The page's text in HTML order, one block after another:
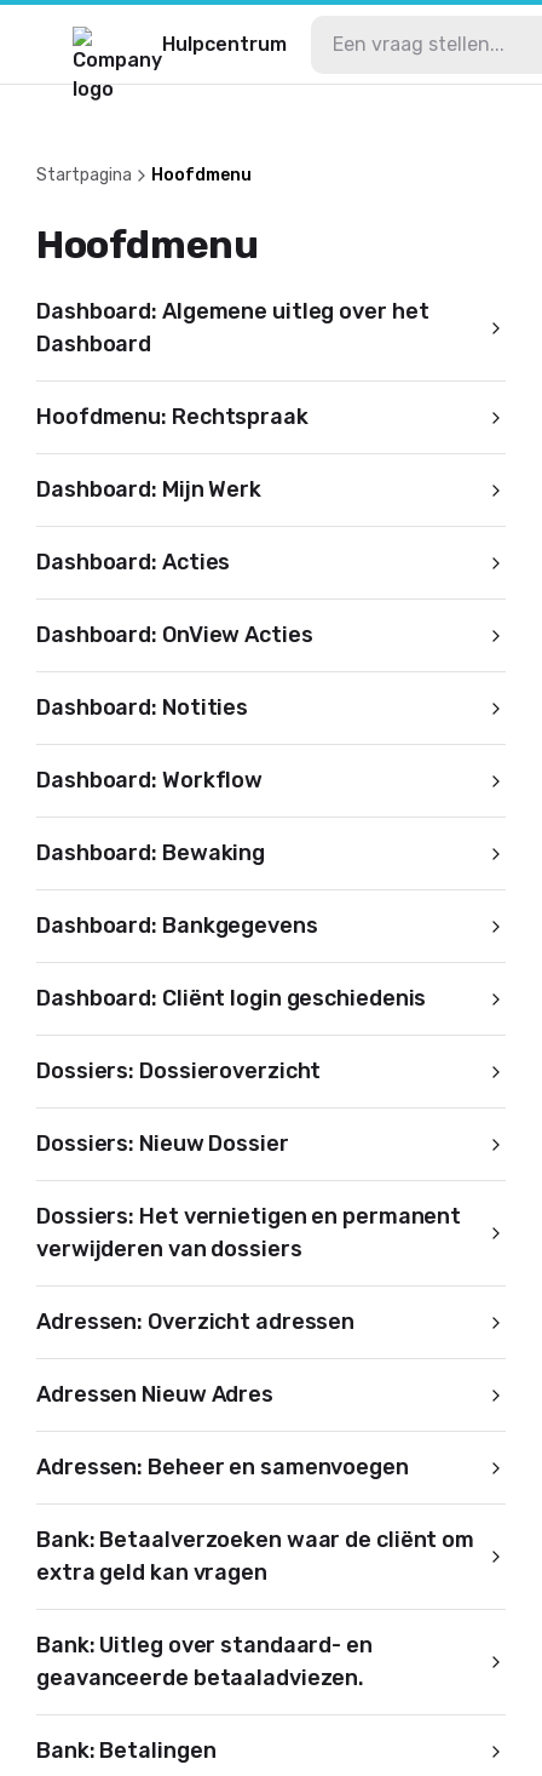
Hulpcentrum
Startpagina Hoofdmenu
Hoofdmenu
Dashboard: Algemene uitleg over het
Dashboard
Hoofdmenu: Rechtspraak
Dashboard: Mijn Werk
Dashboard: Acties
Dashboard: OnView Acties
Dashboard: Notities
Dashboard: Workflow
Dashboard: Bewaking
Dashboard: Bankgegevens
Dashboard: Cliënt login geschiedenis
Dossiers: Dossieroverzicht
Dossiers: Nieuw Dossier
Dossiers: Het vernietigen en permanent
verwijderen van dossiers
Adressen: Overzicht adressen
Adressen Nieuw Adres
Adressen: Beheer en samenvoegen
Bank: Betaalverzoeken waar de cliënt om
extra geld kan vragen
Bank: Uitleg over standaard- en
geavanceerde betaaladviezen.
Bank: Betalingen